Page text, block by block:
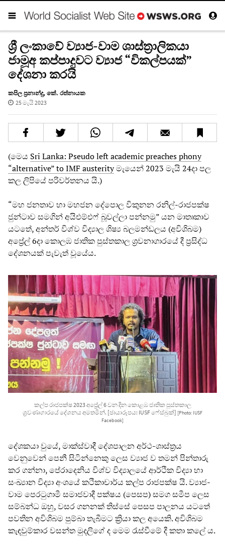
ශ්‍රී ලංකාවේ ව්‍යාජ-වාම ශාස්ත්‍රාලිකයා
ජාමූඅ කප්පාදුවට ව්‍යාජ “විකල්පයක්”
දේශනා කරයි
කපිල ප්‍රනාන්දු, කේ. රත්නායක
25 මැයි 2023
(මෙය Sri Lanka: Pseudo left academic preaches phony
“alternative” to IMF austerityමැයෙන් 2023 මැයි 24දා පල
කල ලිපියේ පරිවර්තනය යි.)
“මහ ජනතාව හා මහජන දේපොල විකුනන රනිල්-රාජපක්ෂ
ජුන්ටාව සමගින් අයිඑම්එෆ් බූවල්ලා පන්නමු” යන මාතෘකාව
යටතේ, අන්තර් විශ්ව විද්‍යාල ශිෂ්‍ය බලමන්ඩලය (අවිශිබම)
අප්‍රේල් 6දා කොලඹ ජාතික පුස්තකාල ශ්‍රවනාගාරයේ දී ප්‍රසිද්ධ
දේශනයක් පැවැත් වූයේය.
කල්ප රාජපක්ෂ 2023 අප්‍රේල් 6 වන දින කොළඹ ජාතික පුස්තකාල
ශ්‍රවණාගාරයේ දේශනය අමතමින්. [ඡායාරූපය: IUSF ෆේස්බුක්] [Photo: IUSF
Facebook]
දේශකයා වුයේ, මාක්ස්වාදී දේශපාලන අර්ථ-ශාස්ත්‍රය
වෙනුවෙන් පෙනී සිටින්නෙකු ලෙස ව්‍යාජ ව තමන් පින්තාරු
කර ගන්නා, පේරාදෙනිය විශ්ව විද්‍යාලයේ ආර්ථික විද්‍යා හා
සංඛ්‍යාන විද්‍යා අංශයේ කථිකාචාර්ය කල්ප රාජපක්ෂ යි. ව්‍යාජ-
වාම පෙරටුගාමී සමාජවාදී පක්ෂය (පෙසප) සමග සමීප ලෙස
සම්බන්ධ ඔහු, වසර ගනනක් තිස්සේ පෙසප පාලනය යටතේ
පවතින අවිශිබම පුම්බා තැබීමට ක්‍රියා කල අයෙකි. අවිශිබම
කැඳවුම්කාර වසන්ත මුදලිගේ ද මෙම රැස්වීමේ දී කතා කලේ ය.